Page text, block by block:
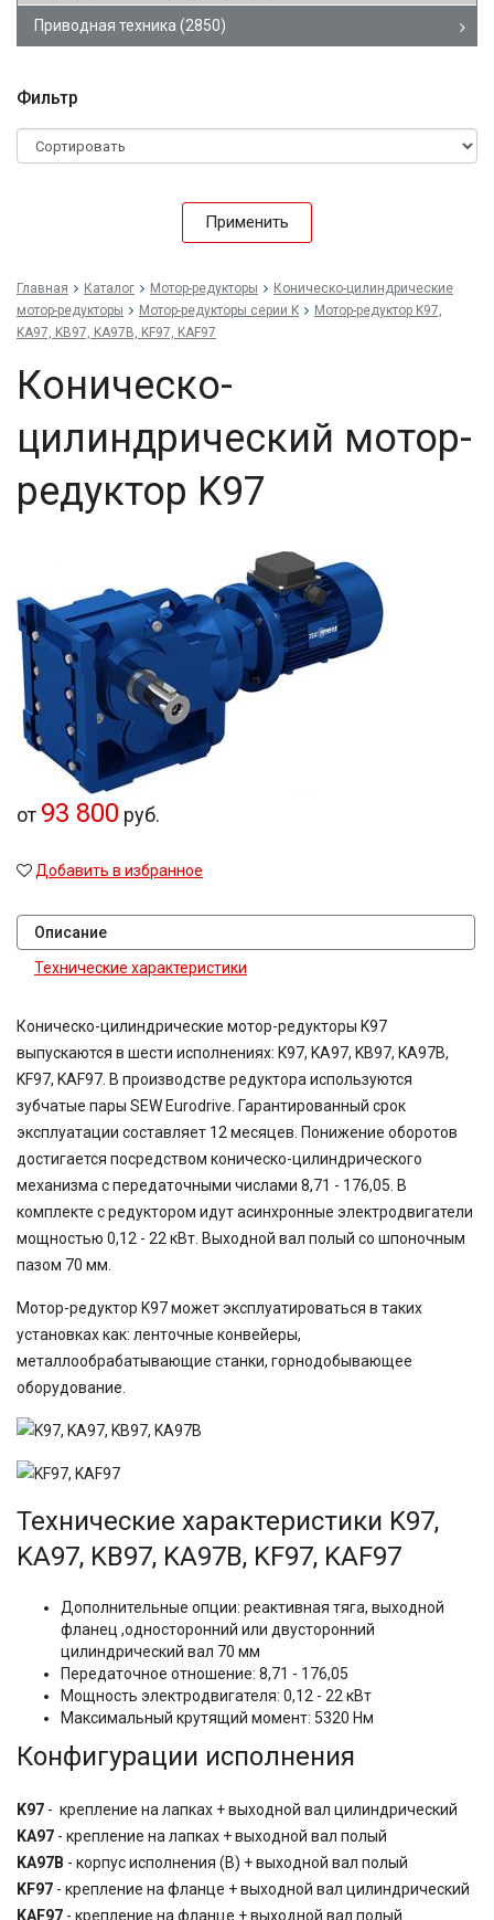
Приводная техника (2850)
Фильтр
Применить
Главная Каталог Мотор-редукторы
Коническо-цилиндрические
мотор-редукторы
Мотор-редукторы серии K
Мотор-редуктор K97,
KA97, KB97, KA97B, KF97, KAF97
Коническо-
цилиндрический мотор-
редуктор K97
от 93 800 руб.
Добавить в избранное
Описание
Технические характеристики
Коническо-цилиндрические мотор-редукторы K97
выпускаются в шести исполнениях: K97, KA97, KB97, KA97B,
KF97, KAF97. В производстве редуктора используются
зубчатые пары SEW Eurodrive. Гарантированный срок
эксплуатации составляет 12 месяцев. Понижение оборотов
достигается посредством коническо-цилиндрического
механизма с передаточными числами 8,71 - 176,05. В
комплекте с редуктором идут асинхронные электродвигатели
мощностью 0,12 - 22 кВт. Выходной вал полый со шпоночным
пазом 70 мм.
Мотор-редуктор K97 может эксплуатироваться в таких
установках как: ленточные конвейеры,
металлообрабатывающие станки, горнодобывающее
оборудование.
Технические характеристики K97,
KA97, KB97, KA97B, KF97, KAF97
Дополнительные опции: реактивная тяга, выходной
фланец ,односторонний или двусторонний
цилиндрический вал 70 мм
Передаточное отношение: 8,71 - 176,05
Мощность электродвигателя: 0,12 - 22 кВт
Максимальный крутящий момент: 5320 Нм
Конфигурации исполнения
K97 - крепление на лапках + выходной вал цилиндрический
KA97 - крепление на лапках + выходной вал полый
KA97B - корпус исполнения (B) + выходной вал полый
KF97 - крепление на фланце + выходной вал цилиндрический
KAF97 - крепление на фланце + выходной вал полый